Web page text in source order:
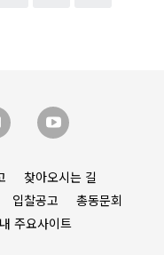
찾아오시는 길
입찰공고
총동문회
주요사이트